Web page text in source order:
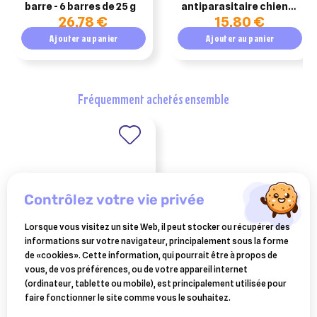
barre - 6 barres de 25 g
26,78 €
Ajouter au panier
antiparasitaire chien
10 à 20kg boîte de 3
pipettes
134mg/120.6mg
15,80 €
Ajouter au panier
fréquemment achetés ensemble
CEVA SANTE ANIMALE
milbeguard petits chiens et
chiots - 10 kg 2 comprimés
(anciennement milbactor)
4,45 €
contrôlez votre vie privée
Lorsque vous visitez un site Web, il peut stocker ou récupérer des
informations sur votre navigateur, principalement sous la forme
de «cookies». Cette information, qui pourrait être à propos de
vous, de vos préférences, ou de votre appareil internet
(ordinateur, tablette ou mobile), est principalement utilisée pour
faire fonctionner le site comme vous le souhaitez.